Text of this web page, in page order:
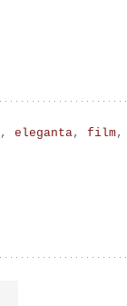
, eleganta, film